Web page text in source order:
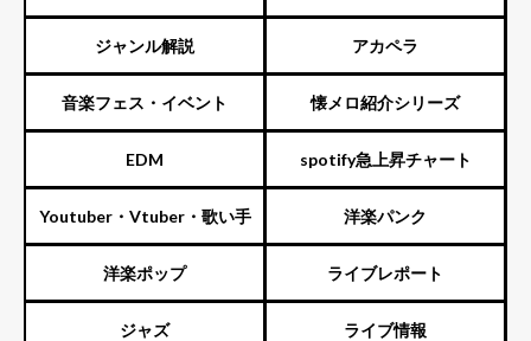
ジャンル解説 アカペラ
音楽フェス・イベント 懐メロ紹介シリーズ
EDM spotify急上昇チャート
Youtuber・Vtuber・歌い手 洋楽パンク
洋楽ポップ ライブレポート
ジャズ ライブ情報